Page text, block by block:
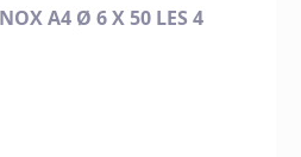
A4 Ø 6 X 50 LES 4